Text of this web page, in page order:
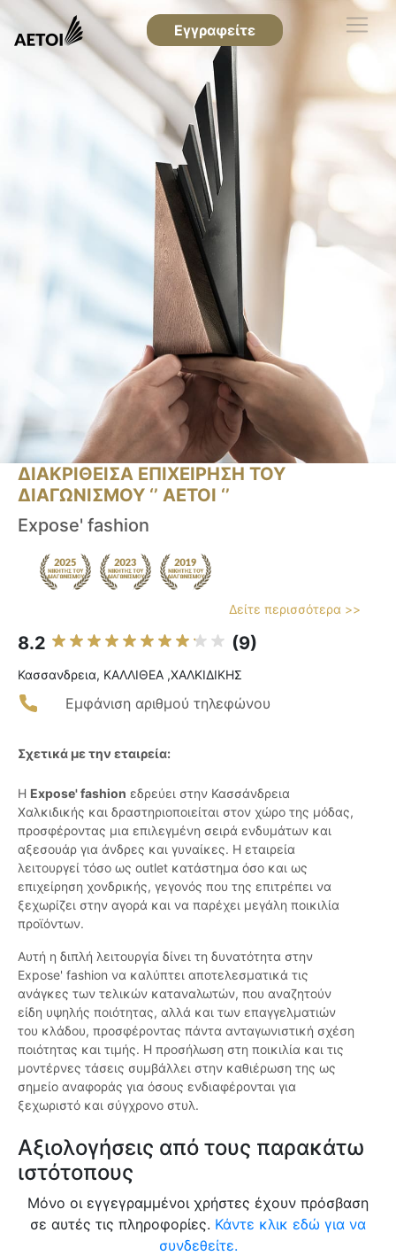
Εγγραφείτε
ΔΙΑΚΡΙΘΕΙΣΑ ΕΠΙΧΕΙΡΗΣΗ ΤΟΥ
ΔΙΑΓΩΝΙΣΜΟΥ ‘’ ΑΕΤΟΙ ‘’
Expose' fashion
Δείτε περισσότερα >>
8.2 (9)
Κασσανδρεια, ΚΑΛΛΙΘΕΑ ,ΧΑΛΚΙΔΙΚΗΣ
Εμφάνιση αριθμού τηλεφώνου
Σχετικά με την εταιρεία:
Η Expose' fashion εδρεύει στην Κασσάνδρεια
Χαλκιδικής και δραστηριοποιείται στον χώρο της μόδας,
προσφέροντας μια επιλεγμένη σειρά ενδυμάτων και
αξεσουάρ για άνδρες και γυναίκες. Η εταιρεία
λειτουργεί τόσο ως outlet κατάστημα όσο και ως
επιχείρηση χονδρικής, γεγονός που της επιτρέπει να
ξεχωρίζει στην αγορά και να παρέχει μεγάλη ποικιλία
προϊόντων.
Αυτή η διπλή λειτουργία δίνει τη δυνατότητα στην
Expose' fashion να καλύπτει αποτελεσματικά τις
ανάγκες των τελικών καταναλωτών, που αναζητούν
είδη υψηλής ποιότητας, αλλά και των επαγγελματιών
του κλάδου, προσφέροντας πάντα ανταγωνιστική σχέση
ποιότητας και τιμής. Η προσήλωση στη ποικιλία και τις
μοντέρνες τάσεις συμβάλλει στην καθιέρωση της ως
σημείο αναφοράς για όσους ενδιαφέρονται για
ξεχωριστό και σύγχρονο στυλ.
Αξιολογήσεις από τους παρακάτω
ιστότοπους
Μόνο οι εγγεγραμμένοι χρήστες έχουν πρόσβαση
σε αυτές τις πληροφορίες. Κάντε κλικ εδώ για να
συνδεθείτε.